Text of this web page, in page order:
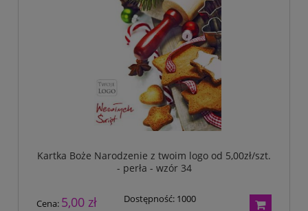
Kartka Boże Narodzenie z twoim logo od 5,00zł/szt.
- perła - wzór 34
Cena: 5,00 zł Dostępność: 1000